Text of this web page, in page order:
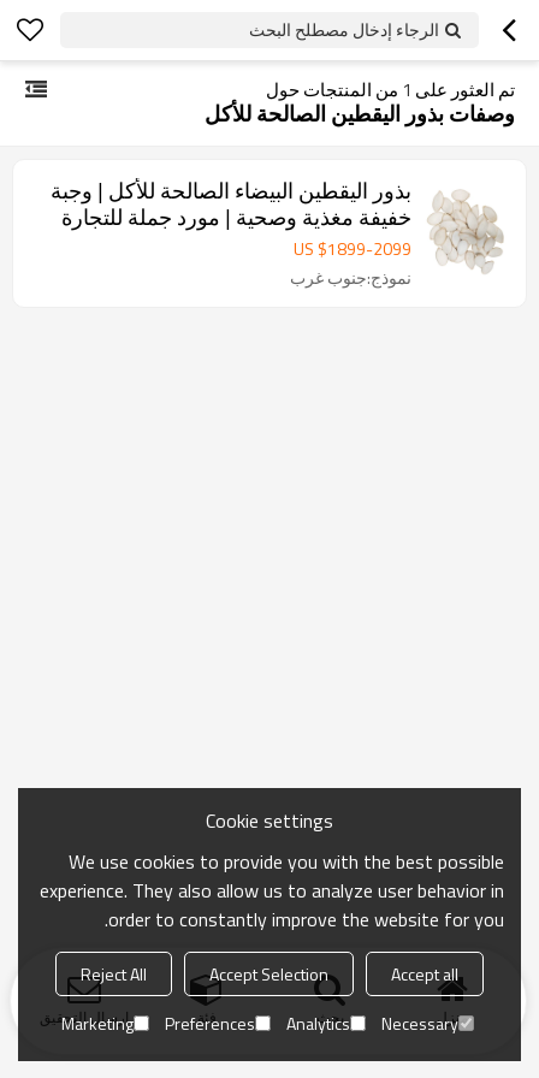
الرجاء إدخال مصطلح البحث
تم العثور على 1 من المنتجات حول
وصفات بذور اليقطين الصالحة للأكل
بذور اليقطين البيضاء الصالحة للأكل | وجبة
خفيفة مغذية وصحية | مورد جملة للتجارة
US $1899-2099
نموذج:جنوب غرب
منزل بحث فئة ارسال التحقيق
Cookie settings
We use cookies to provide you with the best possible
experience. They also allow us to analyze user behavior in
order to constantly improve the website for you.
Accept all
Accept Selection
Reject All
Necessary
Analytics
Preferences
Marketing